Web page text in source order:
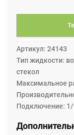
Артикул: 24143
Тип жидкости:
стекол
Максимальное
Подключение: 1/